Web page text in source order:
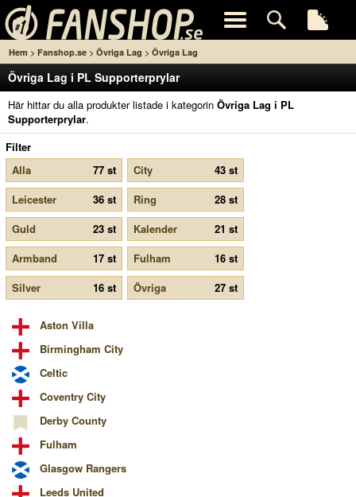
Hem > Fanshop.se > Övriga Lag > Övriga Lag
Övriga Lag i PL Supporterprylar
Här hittar du alla produkter listade i kategorin Övriga Lag i PL
Supporterprylar.
Filter
Alla
77 st City
43 st
Leicester
36 st Ring
28 st
Guld
23 st Kalender
21 st
Armband
17 st Fulham
16 st
Silver
16 st Övriga 27 st
Aston Villa
Birmingham City
Celtic
Coventry City
Derby County
Fulham
Glasgow Rangers
Leeds United